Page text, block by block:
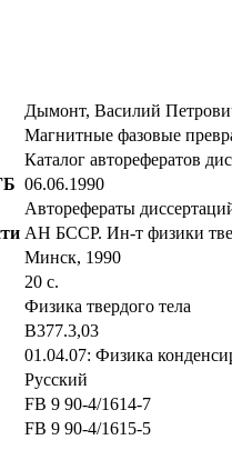
Дымонт, Василий
Магнитные фазовые
Каталог авторефератов
06.06.1990
Авторефераты
АН БССР. Ин-т физики
Минск, 1990
20 с.
Физика твердого тела
В377.3,03
01.04.07: Физика
Русский
FB 9 90-4/1614-7
FB 9 90-4/1615-5